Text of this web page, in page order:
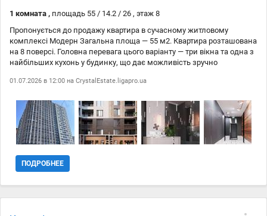
1 комната , площадь 55 / 14.2 / 26 , этаж 8
Пропонується до продажу квартира в сучасному житловому
комплексі Mодерн Загальна площа — 55 м2. Квартира розташована
на 8 поверсі. Головна перевага цього варіанту — три вікна та одна з
найбільших кухонь у будинку, що дає можливість зручно
продається в новому будинку бізнес/еліт-класу, який будується за
велика кухня — можливість перепланування в 2-кімнатну квартиру
Будинок цегляний, що забезпечує хорошу тепло- та шумоізоляцію.
Тип угоди — переуступка. Переуступку оплачує власник, що є
додатковою фінансовою перевагою для покупця. Плановий термін
стане чудовим варіантом як для власного проживання, так і для
інвестиції з перспективою подальшої оренди або перепродажу.
01.07.2026 в 12:00 на CrystalEstate.ligapro.ua
ПОДРОБНЕЕ